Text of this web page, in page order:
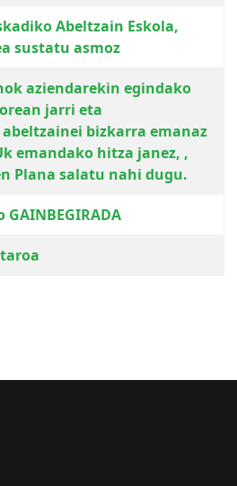
Abeltzain Eskola,
sustatu asmoz
aziendarekin egindako
jarri eta
bizkarra emanaz
emandako hitza janez, ,
Plana salatu nahi dugu.
GAINBEGIRADA